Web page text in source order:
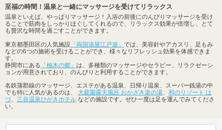
至福の時間！温泉と一緒にマッサージを受けてリラックス
温泉といえば、やっぱりマッサージ！入浴の前後にのんびりマッサージを受け
ることで筋肉をしっかりほぐしてくれるので、リラックス効果が倍増し、とて
も贅沢な時間を過ごすことができます。
東京都墨田区の人気施設 「両国湯屋江戸遊」 では、美容針やアカスリ、足もみ
などの6つの施術を受けることができ、様々なリフレッシュ効果を体感できま
す。
静岡市にある 「柚木の郷」 は、多種類のマッサージやセラピー、リラクゼーシ
ョンが用意されており、のんびりと利用することができます。
名鉄蒲郡線のマッサージ、エステがある温泉、日帰り温泉、スーパー銭湯の中
でも特に人気があるのは、 大庭園露天風呂 おかざき楽の湯
和のリゾート は
づ
三谷温泉ひがきホテル などの施設です。ぜひ一度は足を運んでみてくださ
い。